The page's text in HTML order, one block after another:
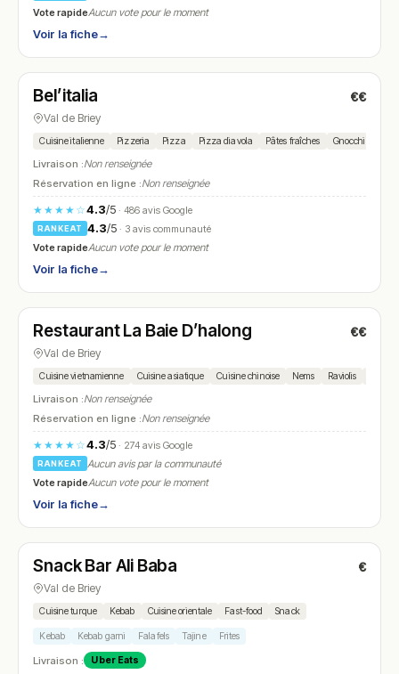
Vote rapideAucun vote pour le moment
Voir la fiche→
N° 10
Bel’italia €€
Val de Briey
Cuisine italienne Pizzeria Pizza Pizza diavola Pâtes fraîches Gnocchi
Livraison :Non renseignée
Réservation en ligne :Non renseignée
★★★★☆4.3/5· 486 avis Google
RANKEAT 4.3/5 · 3 avis communauté
Vote rapideAucun vote pour le moment
Voir la fiche→
N° 11
Restaurant La Baie D’halong €€
Val de Briey
Cuisine vietnamienne Cuisine asiatique Cuisine chinoise Nems Raviolis
Livraison :Non renseignée
Réservation en ligne :Non renseignée
★★★★☆4.3/5· 274 avis Google
RANKEAT
Aucun avis par la communauté
Vote rapideAucun vote pour le moment
Voir la fiche→
N° 12
Snack Bar Ali Baba €
Val de Briey
Cuisine turque Kebab Cuisine orientale Fast-food Snack
Kebab Kebab garni Falafels Tajine Frites
Livraison : Uber Eats